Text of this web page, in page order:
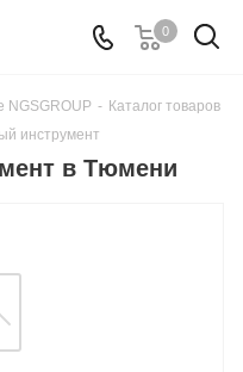
0
NGSGROUP - Каталог товаров
инструмент
в Тюмени